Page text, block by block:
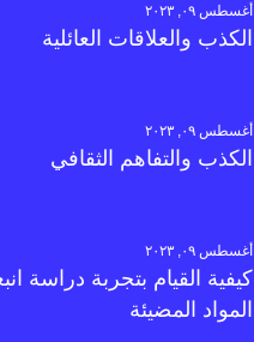
أغسطس ٠٩, ٢٠٢٣
الكذب والعلاقات العائلية
أغسطس ٠٩, ٢٠٢٣
الكذب والتفاهم الثقافي
أغسطس ٠٩, ٢٠٢٣
كيفية القيام بتجربة دراسة
المواد المضيئة